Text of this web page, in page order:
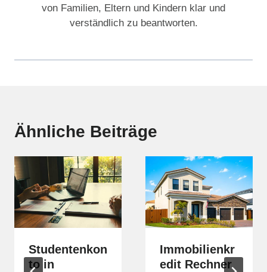
von Familien, Eltern und Kindern klar und
verständlich zu beantworten.
Ähnliche Beiträge
Studentenkon
to in
Immobilienkr
edit Rechner